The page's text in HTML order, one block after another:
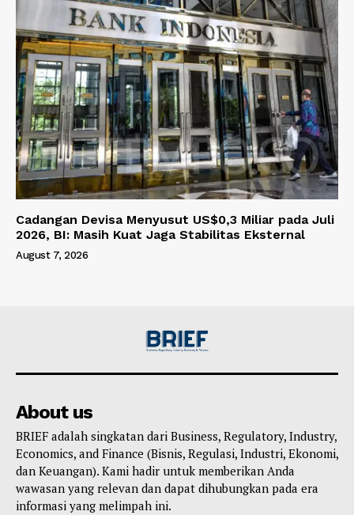
Cadangan Devisa Menyusut US$0,3 Miliar pada Juli
2026, BI: Masih Kuat Jaga Stabilitas Eksternal
August 7, 2026
About us
BRIEF adalah singkatan dari Business, Regulatory, Industry,
Economics, and Finance (Bisnis, Regulasi, Industri, Ekonomi,
dan Keuangan). Kami hadir untuk memberikan Anda
wawasan yang relevan dan dapat dihubungkan pada era
informasi yang melimpah ini.